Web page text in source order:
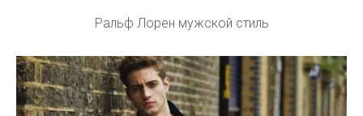
Ральф Лорен мужской стиль